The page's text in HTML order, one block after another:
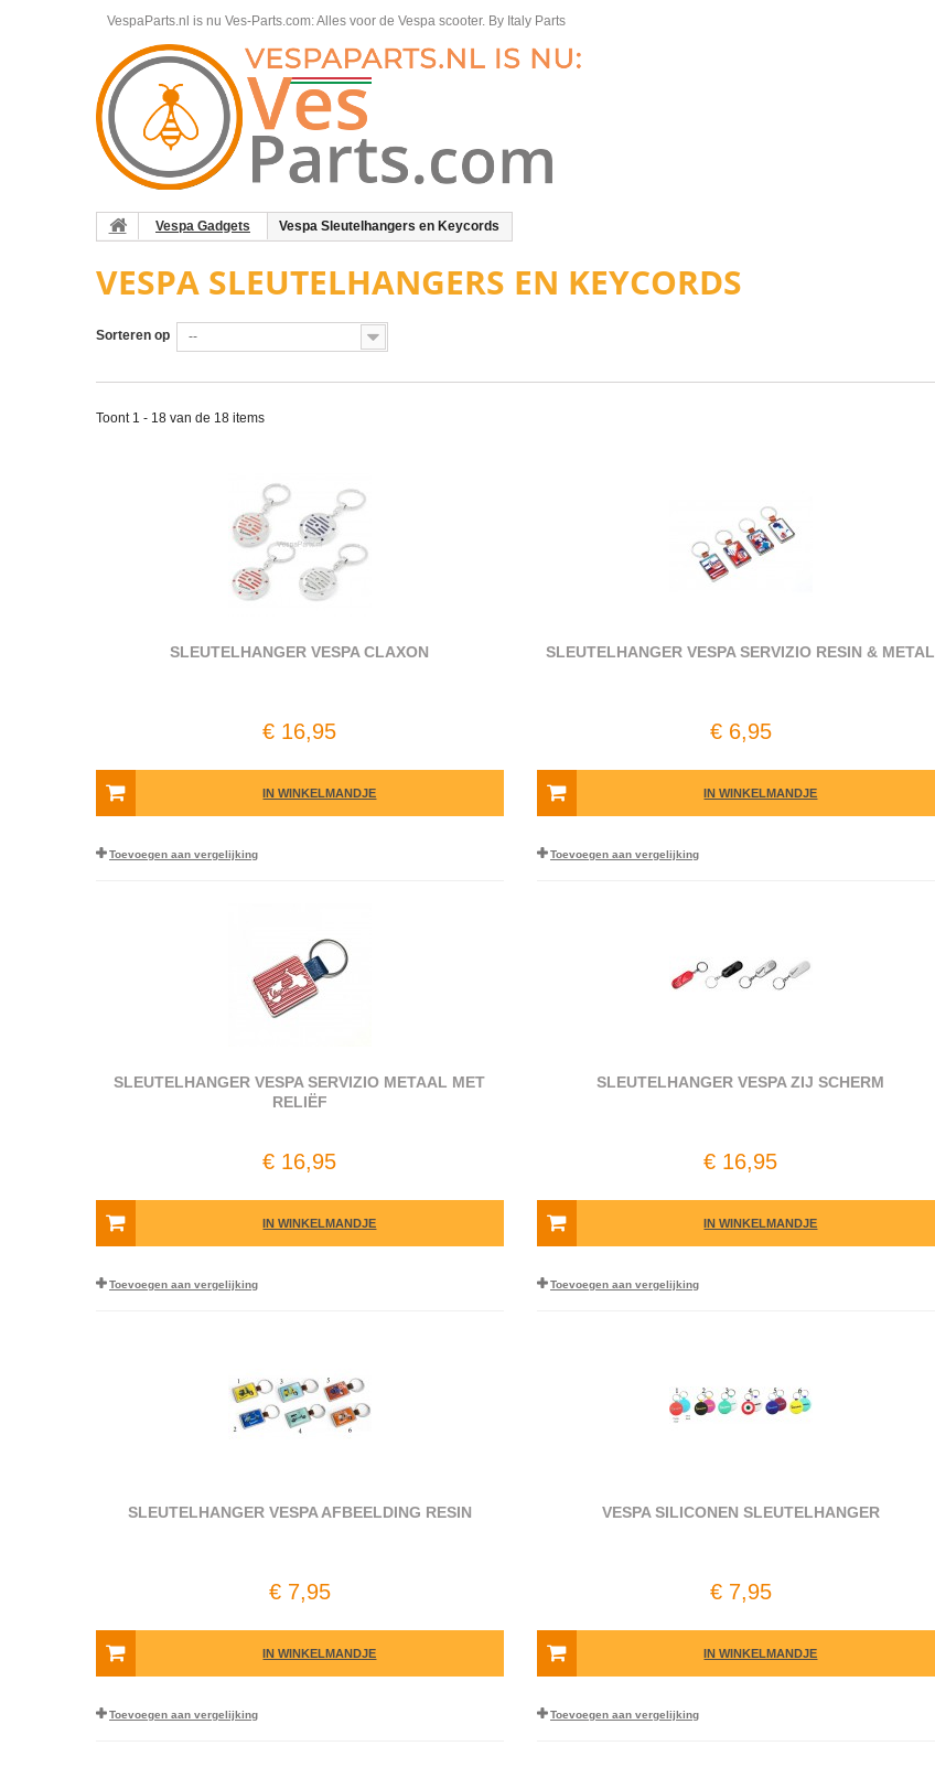
VespaParts.nl is nu Ves-Parts.com: Alles voor de Vespa scooter. By Italy Parts
Vespa Gadgets Vespa Sleutelhangers en Keycords
VESPA SLEUTELHANGERS EN KEYCORDS
Sorteren op --
Toont 1 - 18 van de 18 items
SLEUTELHANGER VESPA CLAXON
€ 16,95
IN WINKELMANDJE
Toevoegen aan vergelijking
SLEUTELHANGER VESPA SERVIZIO RESIN & METAL
€ 6,95
IN WINKELMANDJE
Toevoegen aan vergelijking
SLEUTELHANGER VESPA SERVIZIO METAAL MET
RELIËF
€ 16,95
IN WINKELMANDJE
Toevoegen aan vergelijking
SLEUTELHANGER VESPA ZIJ SCHERM
€ 16,95
IN WINKELMANDJE
Toevoegen aan vergelijking
SLEUTELHANGER VESPA AFBEELDING RESIN
€ 7,95
IN WINKELMANDJE
Toevoegen aan vergelijking
VESPA SILICONEN SLEUTELHANGER
€ 7,95
IN WINKELMANDJE
Toevoegen aan vergelijking